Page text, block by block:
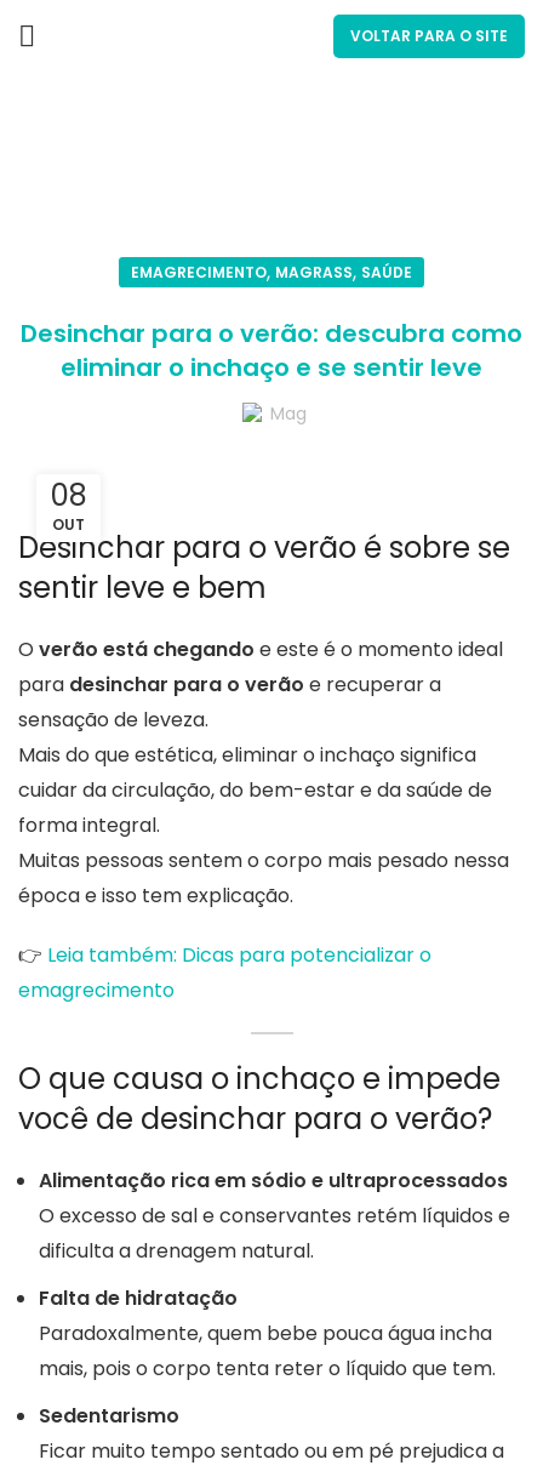
VOLTAR PARA O SITE
EMAGRECIMENTO, MAGRASS, SAÚDE
Desinchar para o verão: descubra como
eliminar o inchaço e se sentir leve
Mag
08
OUT
Desinchar para o verão é sobre se
sentir leve e bem
O verão está chegando e este é o momento ideal
para desinchar para o verão e recuperar a
sensação de leveza.
Mais do que estética, eliminar o inchaço significa
cuidar da circulação, do bem-estar e da saúde de
forma integral.
Muitas pessoas sentem o corpo mais pesado nessa
época e isso tem explicação.
👉 Leia também: Dicas para potencializar o
emagrecimento
O que causa o inchaço e impede
você de desinchar para o verão?
Alimentação rica em sódio e ultraprocessados
O excesso de sal e conservantes retém líquidos e
dificulta a drenagem natural.
Falta de hidratação
Paradoxalmente, quem bebe pouca água incha
mais, pois o corpo tenta reter o líquido que tem.
Sedentarismo
Ficar muito tempo sentado ou em pé prejudica a